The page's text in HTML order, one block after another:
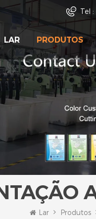
Tel :
LAR PRODUTOS
Lar Produtos